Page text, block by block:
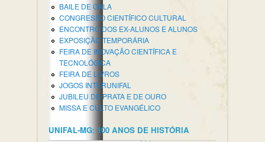
BAILE DE GALA
CONGRESSO CIENTÍFICO CULTURAL
ENCONTRO DOS EX-ALUNOS E ALUNOS
EXPOSIÇÃO TEMPORÁRIA
FEIRA DE INOVAÇÃO CIENTÍFICA E
TECNOLÓGICA
FEIRA DE LIVROS
JOGOS INTERUNIFAL
JUBILEU DE PRATA E DE OURO
MISSA E CULTO EVANGÉLICO
UNIFAL-MG: 100 ANOS DE HISTÓRIA